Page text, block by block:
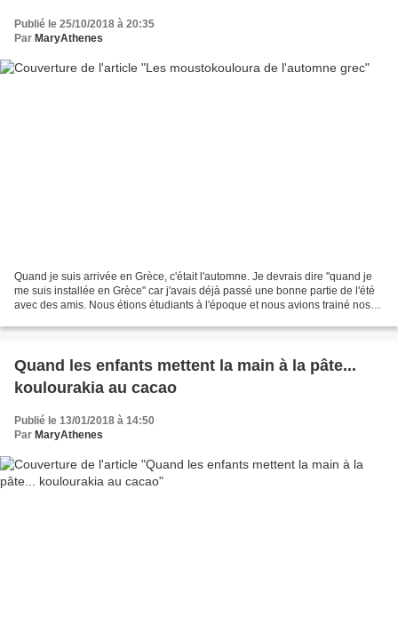
Publié le 25/10/2018 à 20:35
Par MaryAthenes
Quand je suis arrivée en Grèce, c'était l'automne. Je devrais dire "quand je
me suis installée en Grèce" car j'avais déjà passé une bonne partie de l'été
avec des amis. Nous étions étudiants à l'époque et nous avions trainé nos
Quand les enfants mettent la main à la pâte...
koulourakia au cacao
Publié le 13/01/2018 à 14:50
Par MaryAthenes